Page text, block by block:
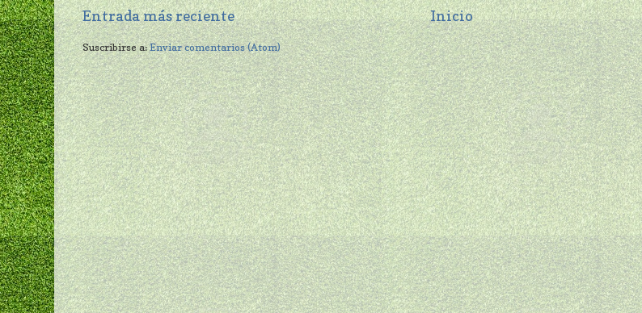
Entrada más reciente Inicio
Suscribirse a:Enviar comentarios (Atom)